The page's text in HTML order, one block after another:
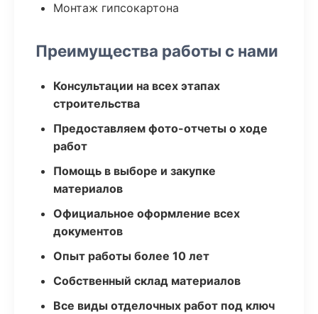
Монтаж гипсокартона
Преимущества работы с нами
Консультации на всех этапах
строительства
Предоставляем фото-отчеты о ходе
работ
Помощь в выборе и закупке
материалов
Официальное оформление всех
документов
Опыт работы более 10 лет
Собственный склад материалов
Все виды отделочных работ под ключ